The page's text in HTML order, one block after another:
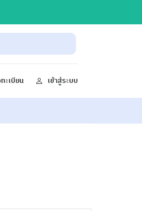
ะเบียน เข้าสู่ระบบ